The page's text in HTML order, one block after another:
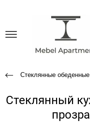
Стеклянные
Стеклянный